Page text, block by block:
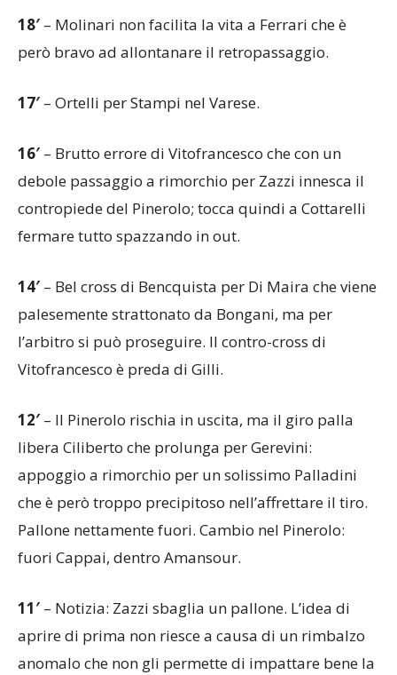
18′ – Molinari non facilita la vita a Ferrari che è
però bravo ad allontanare il retropassaggio.
17′ – Ortelli per Stampi nel Varese.
16′ – Brutto errore di Vitofrancesco che con un
debole passaggio a rimorchio per Zazzi innesca il
contropiede del Pinerolo; tocca quindi a Cottarelli
fermare tutto spazzando in out.
14′ – Bel cross di Bencquista per Di Maira che viene
palesemente strattonato da Bongani, ma per
l’arbitro si può proseguire. Il contro-cross di
Vitofrancesco è preda di Gilli.
12′ – Il Pinerolo rischia in uscita, ma il giro palla
libera Ciliberto che prolunga per Gerevini:
appoggio a rimorchio per un solissimo Palladini
che è però troppo precipitoso nell’affrettare il tiro.
Pallone nettamente fuori. Cambio nel Pinerolo:
fuori Cappai, dentro Amansour.
11′ – Notizia: Zazzi sbaglia un pallone. L’idea di
aprire di prima non riesce a causa di un rimbalzo
anomalo che non gli permette di impattare bene la